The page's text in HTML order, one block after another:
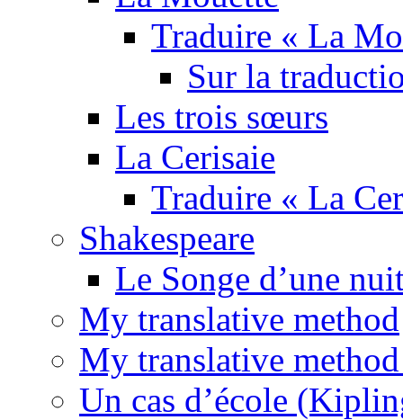
Traduire « La
Sur la
Les trois sœurs
La Cerisaie
Traduire « La
Shakespeare
Le Songe d’une
My translative method
My translative
Un cas d’école